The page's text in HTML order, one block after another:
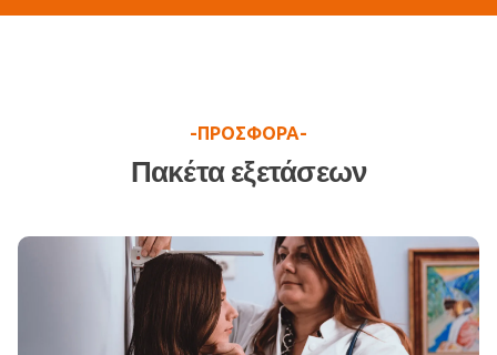
-ΠΡΟΣΦΟΡΑ-
Πακέτα εξετάσεων